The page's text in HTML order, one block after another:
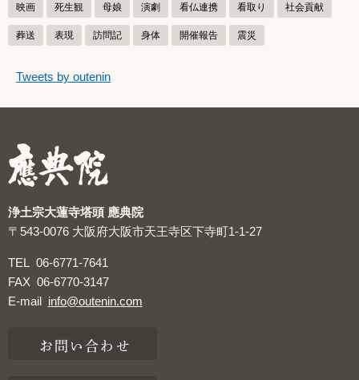
映画 死生観 母娘 演劇 看仏連携 看取り 社会貢献
葬送 表現 訪問記 身体 開催報告 震災
つぶやき
つぶやきをスキップする
Tweets by outenin
浄土宗大蓮寺塔頭 應典院
〒543-0076 大阪府大阪市天王寺区下寺町1-1-27
TEL 06-6771-7641
FAX 06-6770-3147
E-mail info@outenin.com
お問い合わせ